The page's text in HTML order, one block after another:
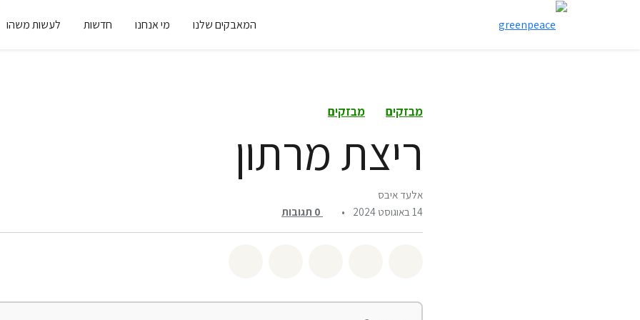
המאבקים שלנו מי אנחנו חדשות לעשות משהו
מבזקים מבזקים
ריצת מרתון
אלעד איבס
14 באוגוסט 2024
•
0 תגובות